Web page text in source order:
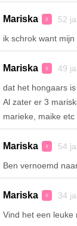
Mariska ♀ 52
ik schrok want
Mariska ♀ 49
dat het hongaars
Al zater er 3
marieke, maike etc
Mariska ♀ 54
Ben vernoemd
Mariska ♀ 34
Vind het een leuke